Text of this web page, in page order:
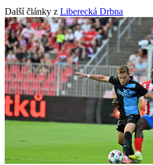
Další články z Liberecká Drbna